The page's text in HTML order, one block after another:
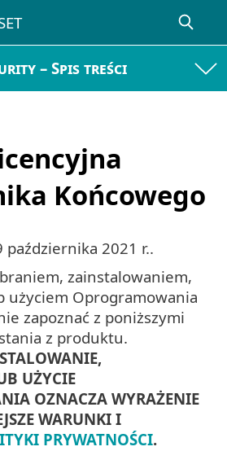
– Spis treści
Końcowego
października 2021 r..
zainstalowaniem,
użyciem Oprogramowania
zapoznać z poniższymi
z produktu.
UŻYCIE
OZNACZA WYRAŻENIE
WARUNKI I
PRYWATNOŚCI.